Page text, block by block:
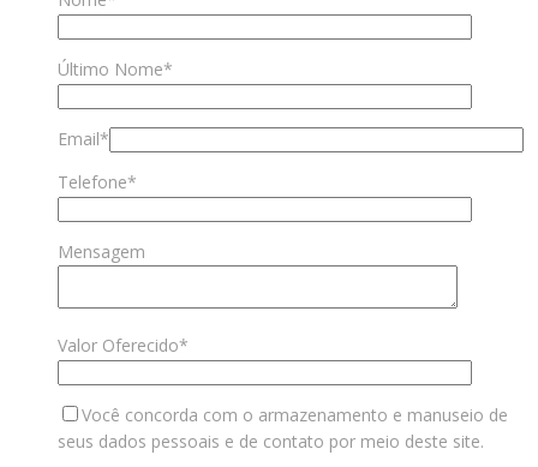
Último Nome*
Email*
Telefone*
Mensagem
Valor Oferecido*
Você concorda com o armazenamento e manuseio de
seus dados pessoais e de contato por meio deste site.